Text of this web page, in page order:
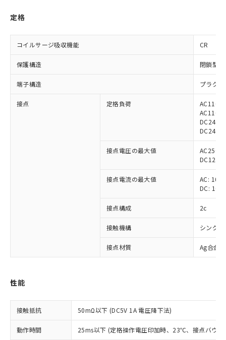
定格
コイルサージ吸収機能 CR
保護構造 閉鎖型
端子構造 プラグ
接点 定格負荷
AC110V
AC110V
DC24V
DC24V
接点電圧の最大値
AC250V
DC125V
接点電流の最大値
AC: 10A
DC: 10A
接点構成 2c
接触機構 シングル
接点材質 Ag合金
性能
接触抵抗 50mΩ以下 (DC5V 1A 電圧降下法)
動作時間 25ms以下 (定格操作電圧印加時、23℃、接点バウン
※1 対応状況
対応済み：EU RoHS指令（10物質）の
非含有に対応した製品が提供可能な商品で